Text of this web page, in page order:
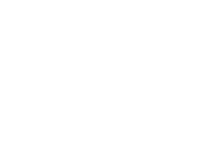
디지털랩이 운영하는 인
수준의 콘텐츠로 변환해